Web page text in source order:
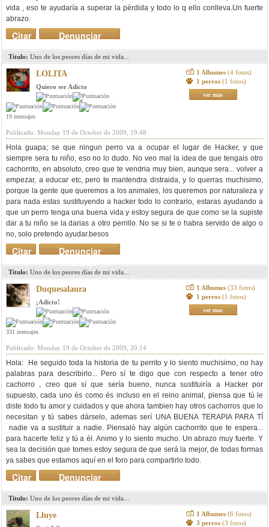
vida , eso te ayudaría a superar la pérdida y todo lo q ello conlleva.Un fuerte
abrazo.
Denunciar
mensaje
Citar
Titulo: Uno de los peores días de mi vida...
LOLITA
Quiero ser Adicto
19 mensajes
1 Albumes (4 fotos)
1 perros (1 fotos)
ver mas
Publicado: Monday 19 de October de 2009, 19:48
Hola guapa; se que ningun perro va a ocupar el lugar de Hacker, y que
siempre sera tu niño, eso no lo dudo. No veo mal la idea de que tengais otro
cachorrito, en absoluto, creo que te vendria muy bien, aunque sera... volver a
empezar, a educar etc, pero te mantendra distraida, y lo querras muchisimo,
porque la gente que queremos a los animales, los queremos por naturaleza y
para nada estas sustituyendo a hacker todo lo contrario, estaras ayudando a
que un perro tenga una buena vida y estoy segura de que como se la supiste
dar a tu niño se la darias a otro perrillo. No se si te o habra servido de algo o
no, solo pretendo ayudar.besos
Denunciar
mensaje
Citar
Titulo: Uno de los peores días de mi vida...
Duquesalaura
¡Adicto!
331 mensajes
1 Albumes (33 fotos)
1 perros (1 fotos)
ver mas
Publicado: Monday 19 de October de 2009, 20:14
Hola: He seguido toda la historia de tu perrito y lo siento muchisimo, no hay
palabras para describirlo... Pero sí te digo que con respecto a tener otro
cachorro , creo que sí que sería bueno, nunca sustituiría a Hacker por
supuesto, cada uno és como és incluso en el reino animal, piensa que tú le
diste todo tu amor y cuidados y que ahora tambien hay otros cachorros que lo
necesitan y tú sabes dárselo, ademas serí UNA BUENA TERAPIA PARA TÍ
nadie va a sustituir a nadie. Piensaló hay algún cachorrito que te espera...
para hacerte feliz y tú a él. Animo y lo siento mucho. Un abrazo muy fuerte. Y
sea la decisión que tomes estoy segura de que será la mejor, de todas formas
ya sabes que estamos aquí en el foro para compartirlo todo.
Denunciar
mensaje
Citar
Titulo: Uno de los peores días de mi vida...
Lluye 1 Albumes (6 fotos)
3 perros (3 fotos)